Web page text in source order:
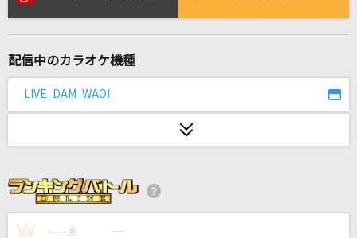
ふたつの唇
[生音]明日晴れるかな
[生音]曼珠沙華
山口百恵
配信中のカラオケ機種
LIVE DAM WAO!
1 ---- 点 ----